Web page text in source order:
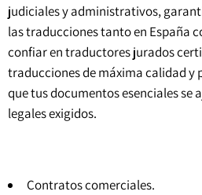
judiciales y administrativos,
las traducciones tanto en España
confiar en traductores jurados
traducciones de máxima calidad y
que tus documentos esenciales se
legales exigidos.
Contratos comerciales.